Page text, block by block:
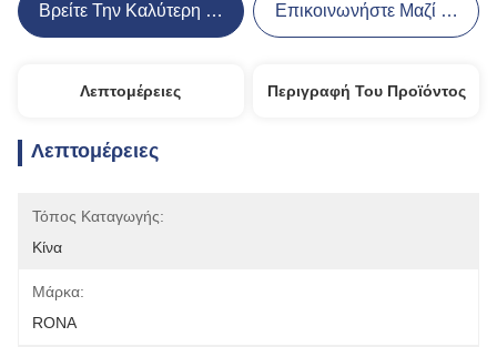
Βρείτε Την Καλύτερη Τιμή Επικοινωνήστε Μαζί Μας
Λεπτομέρειες Περιγραφή Του Προϊόντος
Λεπτομέρειες
Τόπος Καταγωγής:
Κίνα
Μάρκα:
RONA